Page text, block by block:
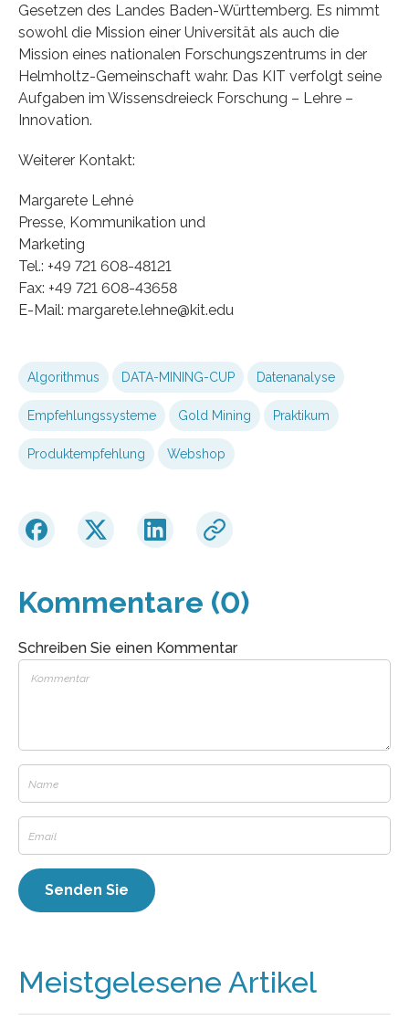
Gesetzen des Landes Baden-Württemberg. Es nimmt
sowohl die Mission einer Universität als auch die
Mission eines nationalen Forschungszentrums in der
Helmholtz-Gemeinschaft wahr. Das KIT verfolgt seine
Aufgaben im Wissensdreieck Forschung – Lehre –
Innovation.
Weiterer Kontakt:
Margarete Lehné
Presse, Kommunikation und
Marketing
Tel.: +49 721 608-48121
Fax: +49 721 608-43658
E-Mail: margarete.lehne@kit.edu
Algorithmus DATA-MINING-CUP Datenanalyse
Empfehlungssysteme Gold Mining Praktikum
Produktempfehlung Webshop
Kommentare (0)
Schreiben Sie einen Kommentar
Meistgelesene Artikel